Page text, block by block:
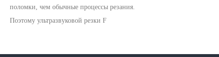
поломки, чем обычные процессы резания.
Поэтому ультразвуковой резки F